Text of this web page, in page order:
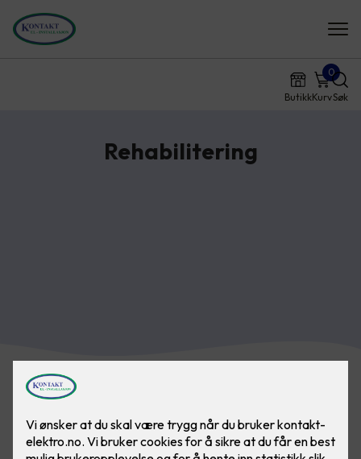
ButikkKurv
0
Søk
Rehabilitering
Vi har lang erfaring og god
kompetanse på rehabilitering av alle
typer el-anlegg